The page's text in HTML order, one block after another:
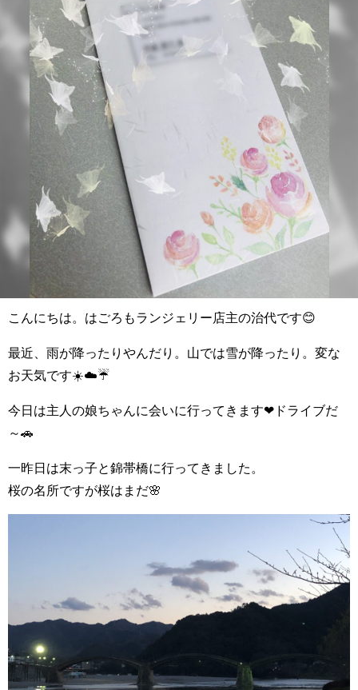
こんにちは。はごろもランジェリー店主の治代です😊
最近、雨が降ったりやんだり。山では雪が降ったり。変な
お天気です☀️☁️☔️
今日は主人の娘ちゃんに会いに行ってきます❤ドライブだ
～🚗
一昨日は末っ子と錦帯橋に行ってきました。
桜の名所ですが桜はまだ🌸